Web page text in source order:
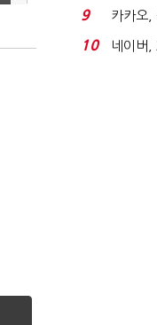
금 폭탄
9
카카오,
6.3%
10
네이버